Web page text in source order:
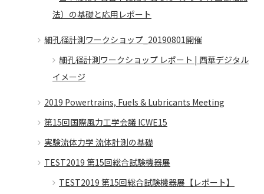
法）の基礎と応用レポート
細孔径計測ワークショップ_20190801開催
細孔径計測ワークショップ レポート | 西華デジタル
イメージ
2019 Powertrains, Fuels & Lubricants Meeting
第15回国際風力工学会議 ICWE15
実験流体力学 流体計測の基礎
TEST2019 第15回総合試験機器展
TEST2019 第15回総合試験機器展【レポート】